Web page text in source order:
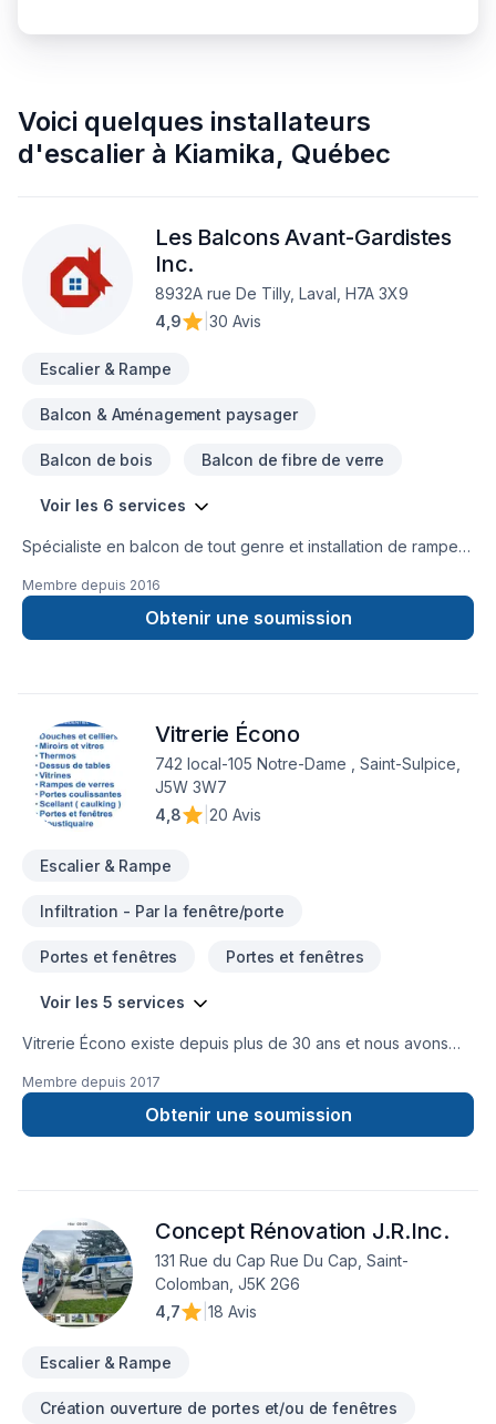
Voici quelques installateurs
d'escalier à Kiamika, Québec
Les Balcons Avant-Gardistes
Inc.
8932A rue De Tilly, Laval, H7A 3X9
4,9
30 Avis
Escalier & Rampe
Balcon & Aménagement paysager
Balcon de bois Balcon de fibre de verre
Voir les 6 services
Spécialiste en balcon de tout genre et installation de rampe
Membre depuis 2016
Obtenir une soumission
Vitrerie Écono
742 local-105 Notre-Dame , Saint-Sulpice,
J5W 3W7
4,8
20 Avis
Escalier & Rampe
Infiltration - Par la fenêtre/porte
Portes et fenêtres Portes et fenêtres
Voir les 5 services
Vitrerie Écono existe depuis plus de 30 ans et nous avons
vendons et installons tout ce qui touche à la vitrerie autant
réparation que changement complet. Voici une liste de nos
services autant résidentiel que commercial : Portes et
qui s'occupe de tout de la prise de mesures jusqu'à la fin de
l'installation. Nous offrons un service personnalisé pour
chaque client selon vos besoins. Au plaisir de faire affaire
avec vous.
Membre depuis 2017
Obtenir une soumission
Concept Rénovation J.R.Inc.
131 Rue du Cap Rue Du Cap, Saint-
Colomban, J5K 2G6
4,7
18 Avis
Escalier & Rampe
Création ouverture de portes et/ou de fenêtres